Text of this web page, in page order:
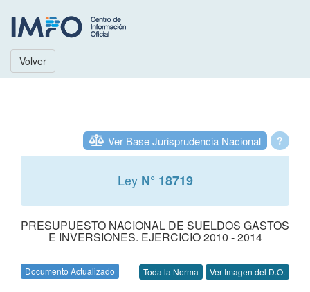
Volver
?
Ver Base Jurisprudencia Nacional
Ley N° 18719
PRESUPUESTO NACIONAL DE SUELDOS GASTOS
E INVERSIONES. EJERCICIO 2010 - 2014
Documento Actualizado Toda la Norma Ver Imagen del D.O.